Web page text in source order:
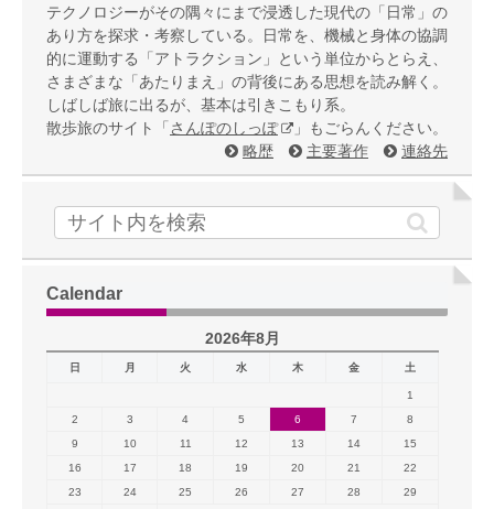
テクノロジーがその隅々にまで浸透した現代の「日常」の
あり方を探求・考察している。日常を、機械と身体の協調
的に運動する「アトラクション」という単位からとらえ、
さまざまな「あたりまえ」の背後にある思想を読み解く。
しばしば旅に出るが、基本は引きこもり系。
散歩旅のサイト「 さんぽのしっぽ
」もごらんください。
略歴
主要著作 連絡先
Calendar
2026年8月
日 月 火 水 木 金 土
1
2
3 4 5 6 7
8
9
10 11 12 13 14
15
16
17 18 19 20 21
22
23
24 25 26 27 28
29